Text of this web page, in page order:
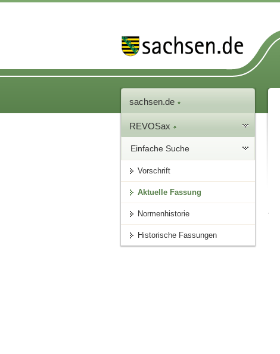
sachsen.de
REVOSax
Einfache Suche
Vorschrift
Aktuelle Fassung
Normenhistorie
Historische Fassungen